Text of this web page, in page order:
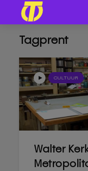
Tagprent
CULTUUR
Walter